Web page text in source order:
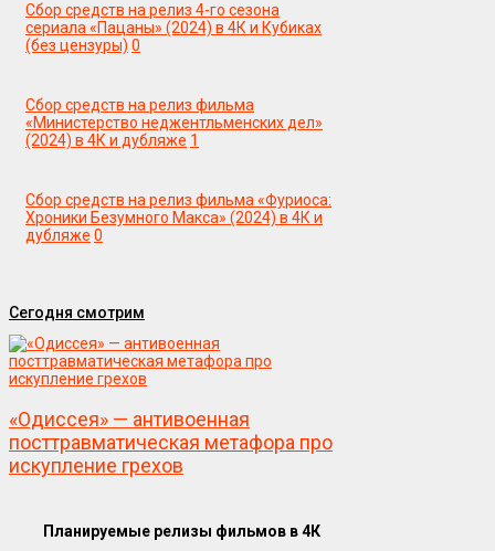
Сбор средств на релиз 4-го сезона
сериала «Пацаны» (2024) в 4К и Кубиках
(без цензуры) 0
Сбор средств на релиз фильма
«Министерство неджентльменских дел»
(2024) в 4К и дубляже 1
Сбор средств на релиз фильма «Фуриоса:
Хроники Безумного Макса» (2024) в 4К и
дубляже 0
Сегодня смотрим
«Одиссея» — антивоенная
посттравматическая метафора про
искупление грехов
Планируемые релизы фильмов в 4К